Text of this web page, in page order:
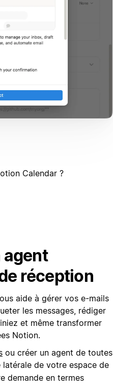
Calendar ?
agent
réception
aide à gérer vos e-mails
les messages, rédiger
et même transformer
Notion.
ou créer un agent de toutes
latérale de votre espace de
demande en termes